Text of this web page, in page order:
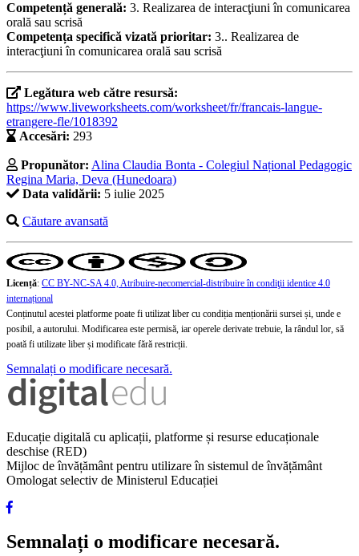
Competență generală: 3. Realizarea de interacţiuni în comunicarea
orală sau scrisă
Competența specifică vizată prioritar: 3.. Realizarea de
interacţiuni în comunicarea orală sau scrisă
Legătura web către resursă:
https://www.liveworksheets.com/worksheet/fr/francais-langue-
etrangere-fle/1018392
Accesări: 293
Propunător: Alina Claudia Bonta - Colegiul Național Pedagogic
Regina Maria, Deva (Hunedoara)
Data validării: 5 iulie 2025
Căutare avansată
Licență: CC BY-NC-SA 4.0, Atribuire-necomercial-distribuire în condiţii identice 4.0
internațional
Conținutul acestei platforme poate fi utilizat liber cu condiția menționării sursei și, unde e
posibil, a autorului. Modificarea este permisă, iar operele derivate trebuie, la rândul lor, să
poată fi utilizate liber și modificate fără restricții.
Semnalați o modificare necesară.
Educație digitală cu aplicații, platforme și resurse educaționale
deschise (RED)
Mijloc de învățământ pentru utilizare în sistemul de învățământ
Omologat selectiv de Ministerul Educației
Semnalați o modificare necesară.